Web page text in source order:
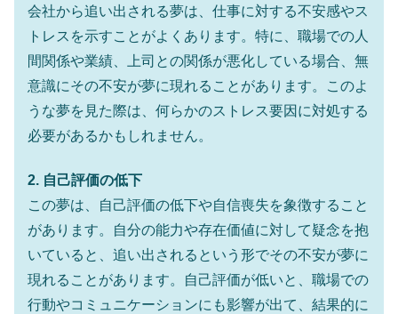
会社から追い出される夢は、仕事に対する不安感やス
トレスを示すことがよくあります。特に、職場での人
間関係や業績、上司との関係が悪化している場合、無
意識にその不安が夢に現れることがあります。このよ
うな夢を見た際は、何らかのストレス要因に対処する
必要があるかもしれません。
2. 自己評価の低下
この夢は、自己評価の低下や自信喪失を象徴すること
があります。自分の能力や存在価値に対して疑念を抱
いていると、追い出されるという形でその不安が夢に
現れることがあります。自己評価が低いと、職場での
行動やコミュニケーションにも影響が出て、結果的に